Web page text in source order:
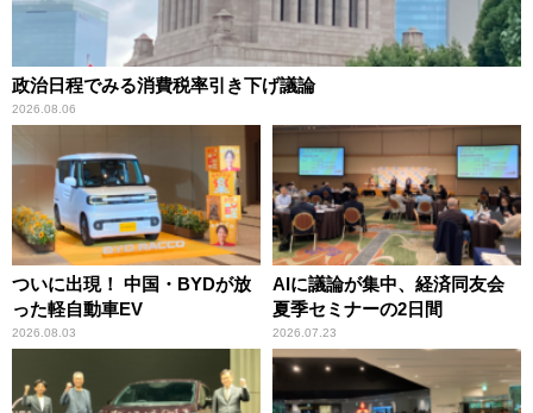
政治日程でみる消費税率引き下げ議論
2026.08.06
ついに出現！ 中国・BYDが放
った軽自動車EV
2026.08.03
AIに議論が集中、経済同友会
夏季セミナーの2日間
2026.07.23